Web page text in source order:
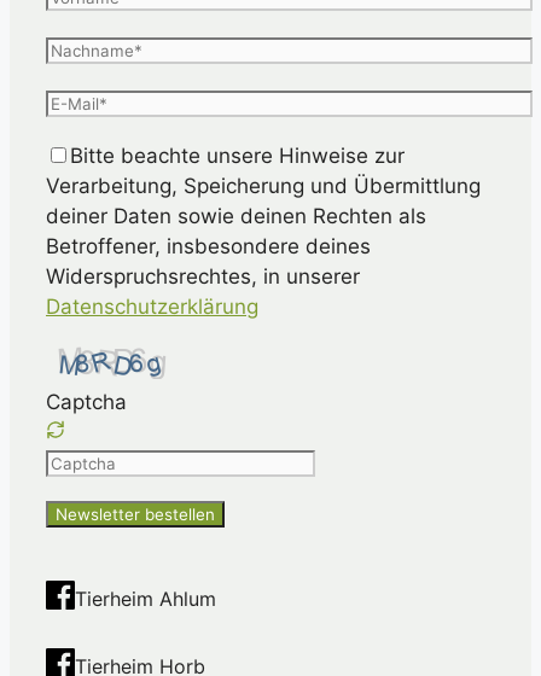
Bitte beachte unsere Hinweise zur
Verarbeitung, Speicherung und Übermittlung
deiner Daten sowie deinen Rechten als
Betroffener, insbesondere deines
Widerspruchsrechtes, in unserer
Datenschutzerklärung
Captcha
Please
the
shown
in
the
Tierheim Ahlum
Tierheim Horb